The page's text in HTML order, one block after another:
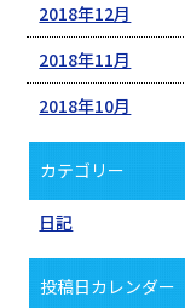
2018年12月
2018年11月
2018年10月
カテゴリー
日記
投稿日カレンダー